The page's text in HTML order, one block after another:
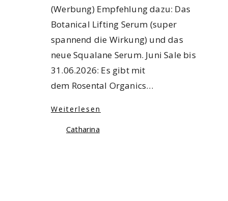
(Werbung) Empfehlung dazu: Das
Botanical Lifting Serum (super
spannend die Wirkung) und das
neue Squalane Serum. Juni Sale bis
31.06.2026: Es gibt mit
dem Rosental Organics…
Weiterlesen
Catharina